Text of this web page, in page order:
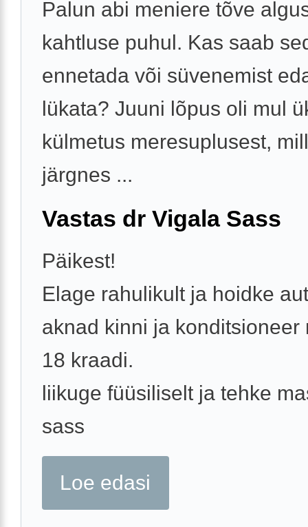
Palun abi meniere tõve
kahtluse puhul. Kas saab
ennetada või süvenemist
lükata? Juuni lõpus oli mul
külmetus meresuplusest,
järgnes ...
Vastas dr Vigala Sass
Päikest!
Elage rahulikult ja hoidke
aknad kinni ja konditsioneer
18 kraadi.
liikuge füüsiliselt ja tehke
sass
Loe edasi